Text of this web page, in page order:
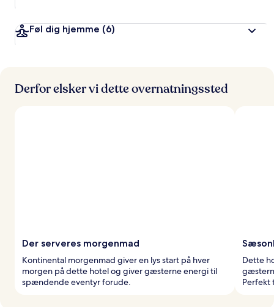
Føl dig hjemme (6)
Derfor elsker vi dette overnatningssted
Der serveres morgenmad
Kontinental morgenmad giver en lys start på hver
morgen på dette hotel og giver gæsterne energi til
spændende eventyr forude.
Dette
Perfekt